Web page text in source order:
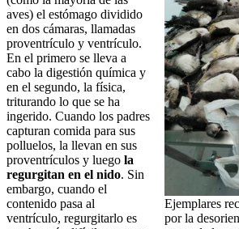
Ejemplares
por la
aves) el estómago dividido
en dos cámaras, llamadas
proventrículo y ventrículo.
En el primero se lleva a
cabo la digestión química y
en el segundo, la física,
triturando lo que se ha
ingerido. Cuando los padres
capturan comida para sus
polluelos, la llevan en sus
proventrículos y luego la
regurgitan en el nido. Sin
embargo, cuando el
contenido pasa al
ventrículo, regurgitarlo es